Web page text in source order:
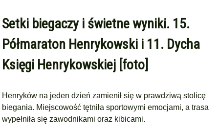
Setki biegaczy i świetne wyniki. 15.
Półmaraton Henrykowski i 11. Dycha
Księgi Henrykowskiej [foto]
Henryków na jeden dzień zamienił się w prawdziwą stolicę
biegania. Miejscowość tętniła sportowymi emocjami, a trasa
wypełniła się zawodnikami oraz kibicami.